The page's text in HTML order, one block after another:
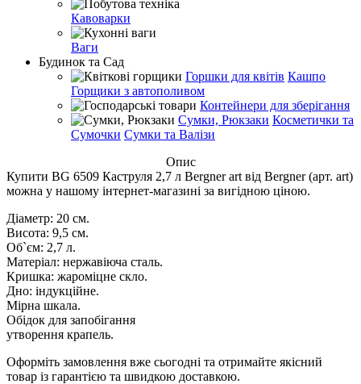
Кавоварки
Ваги
Будинок та Сад
Горшки для квітів Кашпо
Горщики з автополивом
Контейнери для зберігання
Сумки, Рюкзаки Косметички та
Сумочки Сумки та Валізи
Опис
Купити BG 6509 Каструля 2,7 л Bergner art від Bergner (арт. art)
можна у нашому інтернет-магазині за вигідною ціною.
Діаметр: 20 см.
Висота: 9,5 см.
Об`єм: 2,7 л.
Матеріал: нержавіюча сталь.
Кришка: жароміцне скло.
Дно: індукційне.
Мірна шкала.
Обідок для запобігання
утворення крапель.
Оформіть замовлення вже сьогодні та отримайте якісний
товар із гарантією та швидкою доставкою.